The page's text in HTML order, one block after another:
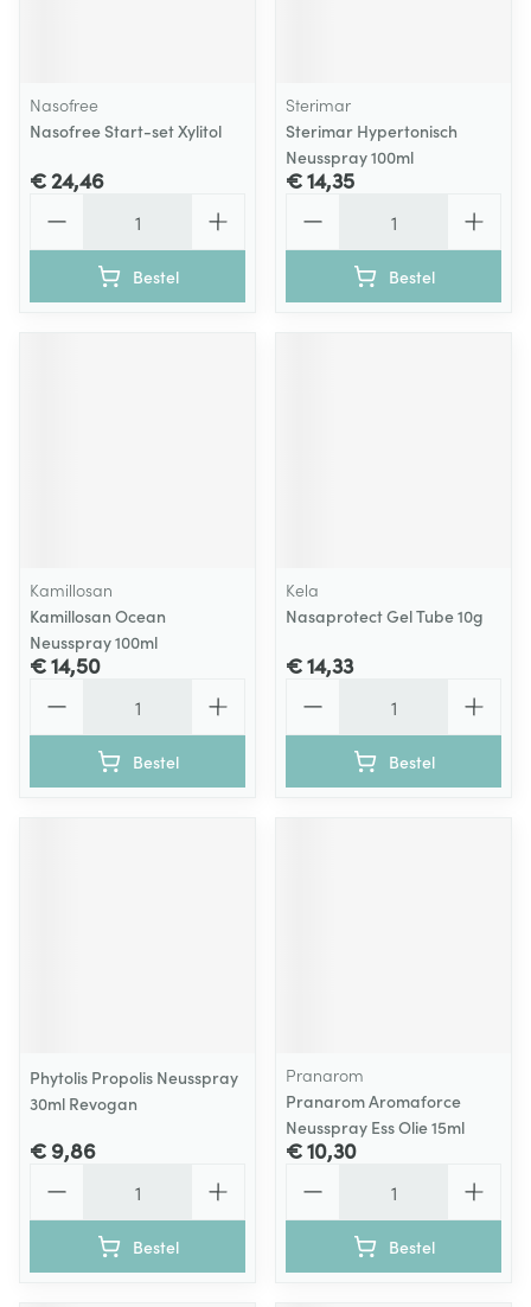
Nasofree
Nasofree Start-set Xylitol
€ 24,46
Bestel
Sterimar
Sterimar Hypertonisch
Neusspray 100ml
€ 14,35
Bestel
Kamillosan
Kamillosan Ocean
Neusspray 100ml
€ 14,50
Bestel
Kela
Nasaprotect Gel Tube 10g
€ 14,33
Bestel
Phytolis Propolis Neusspray
30ml Revogan
€ 9,86
Bestel
Pranarom
Pranarom Aromaforce
Neusspray Ess Olie 15ml
€ 10,30
Bestel